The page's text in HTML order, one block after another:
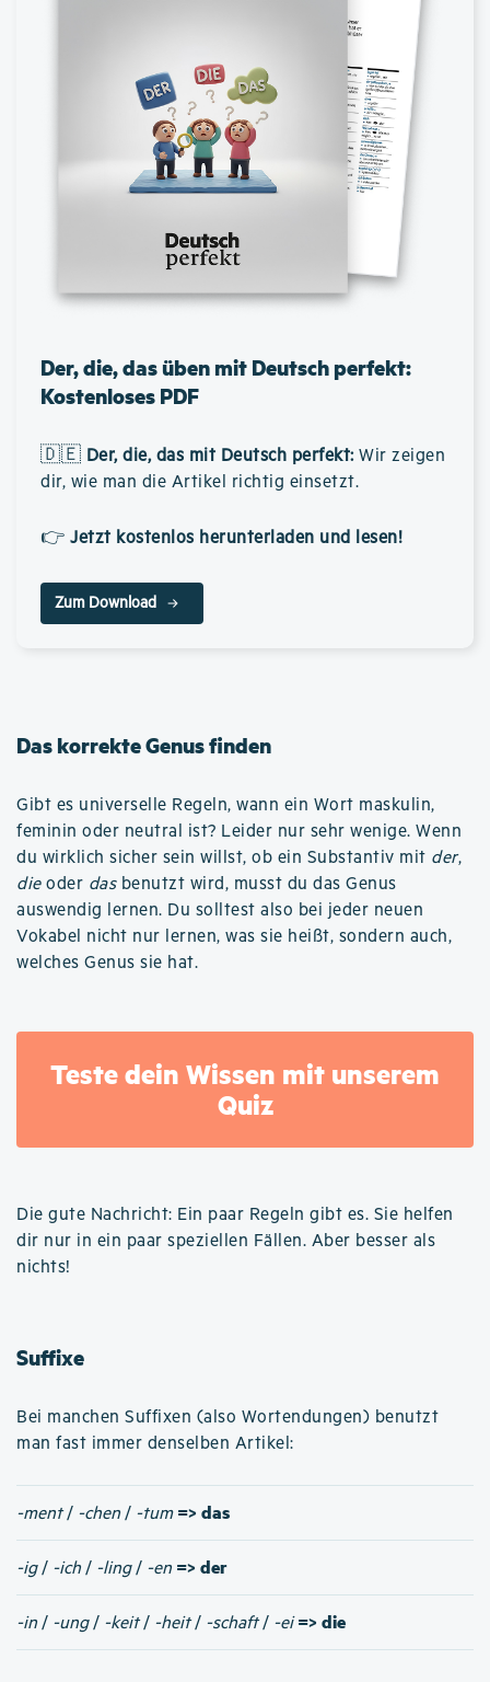
Der, die, das üben mit Deutsch perfekt:
Kostenloses PDF
🇩🇪 Der, die, das mit Deutsch perfekt: Wir zeigen
dir, wie man die Artikel richtig einsetzt.
👉 Jetzt kostenlos herunterladen und lesen!
Zum Download
Das korrekte Genus finden
Gibt es universelle Regeln, wann ein Wort maskulin,
feminin oder neutral ist? Leider nur sehr wenige. Wenn
du wirklich sicher sein willst, ob ein Substantiv mit der,
dieoder dasbenutzt wird, musst du das Genus
auswendig lernen. Du solltest also bei jeder neuen
Vokabel nicht nur lernen, was sie heißt, sondern auch,
welches Genus sie hat.
Teste dein Wissen mit unserem
Quiz
Die gute Nachricht: Ein paar Regeln gibt es. Sie helfen
dir nur in ein paar speziellen Fällen. Aber besser als
nichts!
Suffixe
Bei manchen Suffixen (also Wortendungen) benutzt
man fast immer denselben Artikel:
-ment/ -chen / -tum => das
-ig/ -ich / -ling/ -en => der
-in / -ung/ -keit/ -heit/ -schaft/ -ei => die